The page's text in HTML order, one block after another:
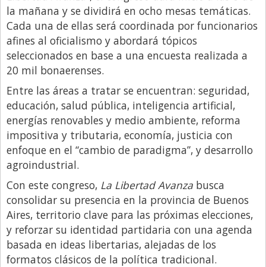
Tendencias
Viajes
la mañana y se dividirá en ocho mesas temáticas.
Cada una de ellas será coordinada por funcionarios
afines al oficialismo y abordará tópicos
seleccionados en base a una encuesta realizada a
20 mil bonaerenses.
Entre las áreas a tratar se encuentran: seguridad,
educación, salud pública, inteligencia artificial,
energías renovables y medio ambiente, reforma
impositiva y tributaria, economía, justicia con
enfoque en el “cambio de paradigma”, y desarrollo
agroindustrial.
Con este congreso, La Libertad Avanza busca
consolidar su presencia en la provincia de Buenos
Aires, territorio clave para las próximas elecciones,
y reforzar su identidad partidaria con una agenda
basada en ideas libertarias, alejadas de los
formatos clásicos de la política tradicional.